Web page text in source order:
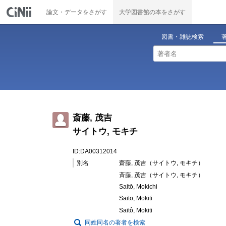
論文・データをさがす 大学図書館の本をさがす
図書・雑誌検索
斎藤, 茂吉
サイトウ, モキチ
ID:DA00312014
別名
齋藤, 茂吉（サイトウ, モキチ）
斉藤, 茂吉（サイトウ, モキチ）
Saitō, Mokichi
Saito, Mokiti
Saitô, Mokiti
同姓同名の著者を検索